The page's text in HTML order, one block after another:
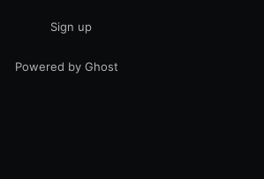
Sign up
Powered by Ghost